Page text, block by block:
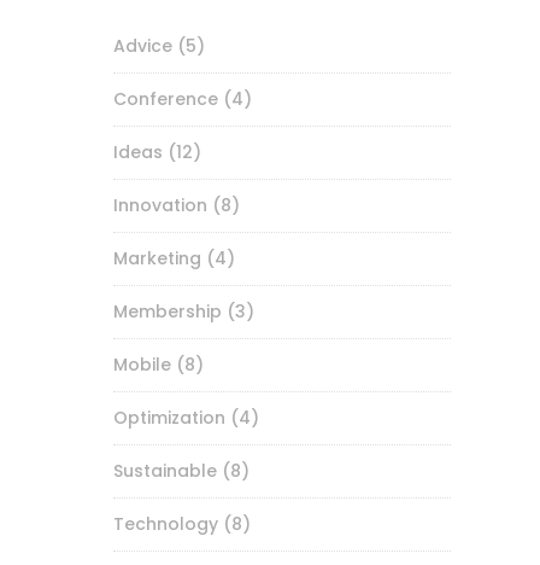
Advice (5)
Conference (4)
Ideas (12)
Innovation (8)
Marketing (4)
Membership (3)
Mobile (8)
Optimization (4)
Sustainable (8)
Technology (8)